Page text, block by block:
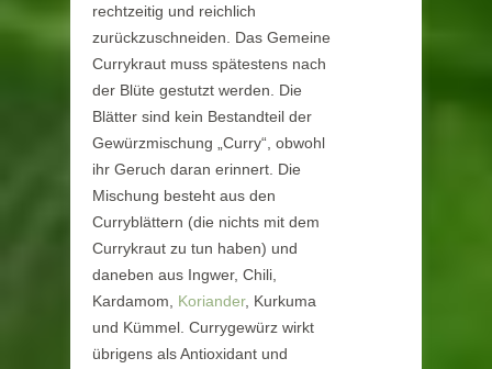
rechtzeitig und reichlich
zurückzuschneiden. Das Gemeine
Currykraut muss spätestens nach
der Blüte gestutzt werden. Die
Blätter sind kein Bestandteil der
Gewürzmischung „Curry“, obwohl
ihr Geruch daran erinnert. Die
Mischung besteht aus den
Curryblättern (die nichts mit dem
Currykraut zu tun haben) und
daneben aus Ingwer, Chili,
Kardamom, Koriander, Kurkuma
und Kümmel. Currygewürz wirkt
übrigens als Antioxidant und